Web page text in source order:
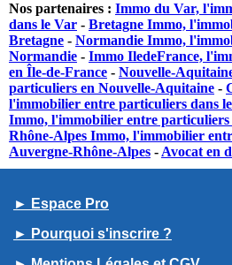
Nos partenaires : Immo du Var,
dans le Var - Bretagne Immo,
Bretagne - Normandie Immo,
Normandie - Immo IledeFrance,
en Île-de-France - Nouvelle-
particuliers en Nouvelle-Aquitaine -
l'immobilier entre particuliers dans
Immo, l'immobilier entre particuliers
Rhône-Alpes Immo, l'immobilier
Auvergne-Rhône-Alpes -Avocat en
► Espace Pro
► Pourquoi s'inscrire ?